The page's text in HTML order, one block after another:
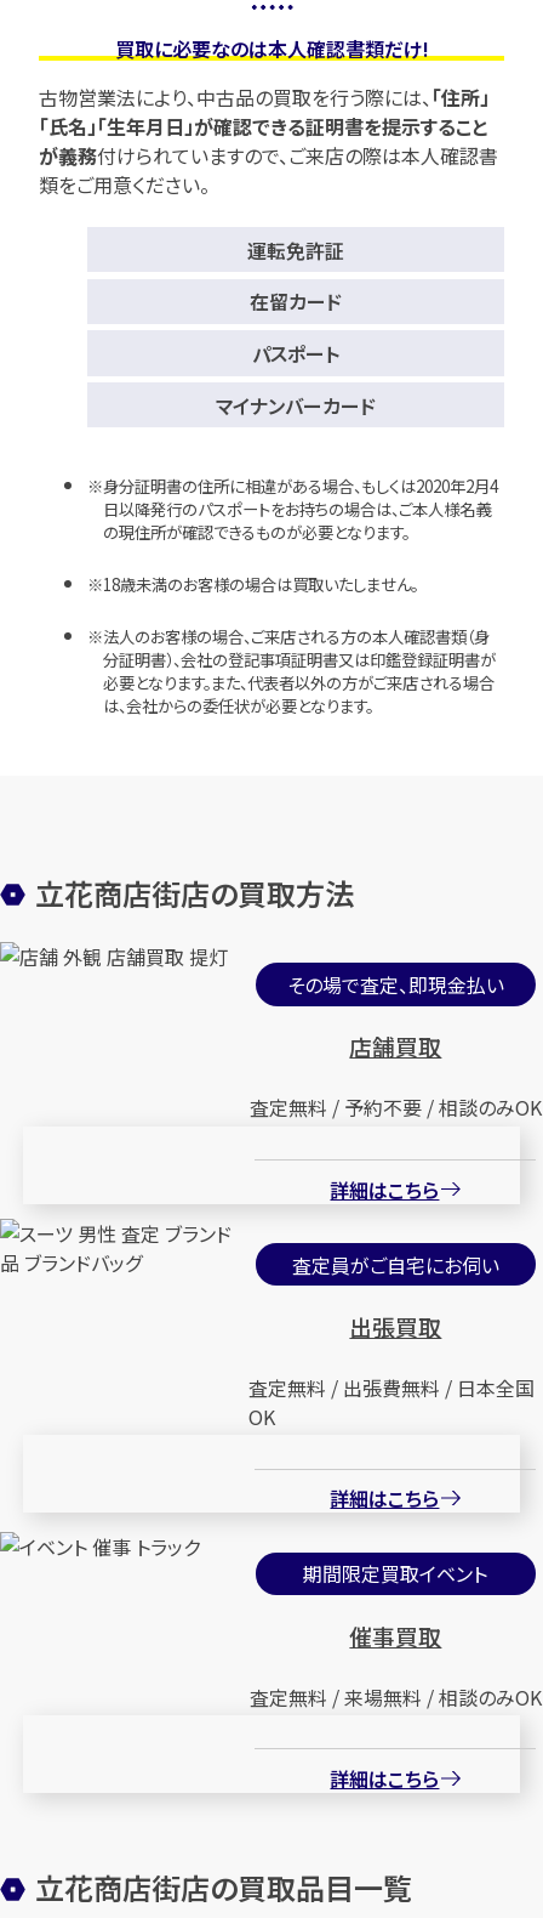
買取に必要なのは本人確認書類だけ!
古物営業法により、中古品の買取を行う際には、 「住所」
「氏名」「生年月日」が確認できる証明書を提示すること
が義務付けられていますので、 ご来店の際は本人確認書
類をご用意ください。
運転免許証
在留カード
パスポート
マイナンバーカード
身分証明書の住所に相違がある場合、もしくは2020年2月4
日以降発行のパスポートをお持ちの場合は、ご本人様名義
の現住所が確認できるものが必要となります。
18歳未満のお客様の場合は買取いたしません。
法人のお客様の場合、ご来店される方の本人確認書類（身
分証明書）、会社の登記事項証明書又は印鑑登録証明書が
必要となります。また、代表者以外の方がご来店される場合
は、会社からの委任状が必要となります。
立花商店街店の買取方法
その場で査定、即現金払い
店舗買取
査定無料 / 予約不要 / 相談のみOK
詳細はこちら
査定員がご自宅にお伺い
出張買取
査定無料 / 出張費無料 / 日本全国
OK
詳細はこちら
期間限定買取イベント
催事買取
査定無料 / 来場無料 / 相談のみOK
詳細はこちら
立花商店街店の買取品目一覧